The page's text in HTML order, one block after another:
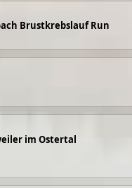
Brustkrebslauf Run
im Ostertal